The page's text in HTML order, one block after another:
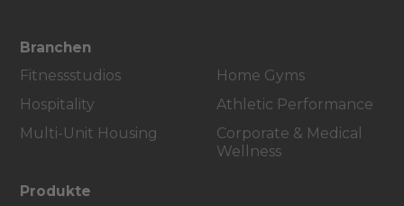
Branchen
Fitnessstudios
Hospitality
Multi-Unit Housing
Home Gyms
Athletic Performance
Corporate & Medical
Wellness
Produkte